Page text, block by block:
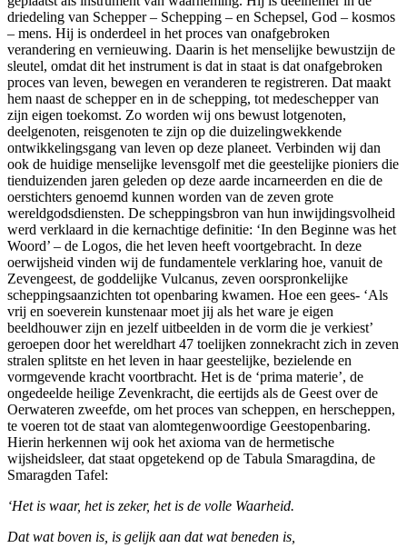
driedeling van Schepper – Schepping – en Schepsel, God – kosmos
– mens. Hij is onderdeel in het proces van onafgebroken
verandering en vernieuwing. Daarin is het menselijke bewustzijn de
sleutel, omdat dit het instrument is dat in staat is dat onafgebroken
proces van leven, bewegen en veranderen te registreren. Dat maakt
hem naast de schepper en in de schepping, tot medeschepper van
zijn eigen toekomst. Zo worden wij ons bewust lotgenoten,
deelgenoten, reisgenoten te zijn op die duizelingwekkende
ontwikkelingsgang van leven op deze planeet. Verbinden wij dan
ook de huidige menselijke levensgolf met die geestelijke pioniers die
tienduizenden jaren geleden op deze aarde incarneerden en die de
oerstichters genoemd kunnen worden van de zeven grote
wereldgodsdiensten. De scheppingsbron van hun inwijdingsvolheid
werd verklaard in die kernachtige definitie: ‘In den Beginne was het
Woord’ – de Logos, die het leven heeft voortgebracht. In deze
oerwijsheid vinden wij de fundamentele verklaring hoe, vanuit de
Zevengeest, de goddelijke Vulcanus, zeven oorspronkelijke
scheppingsaanzichten tot openbaring kwamen. Hoe een gees- ‘Als
vrij en soeverein kunstenaar moet jij als het ware je eigen
beeldhouwer zijn en jezelf uitbeelden in de vorm die je verkiest’
geroepen door het wereldhart 47 toelijken zonnekracht zich in zeven
stralen splitste en het leven in haar geestelijke, bezielende en
vormgevende kracht voortbracht. Het is de ‘prima materie’, de
ongedeelde heilige Zevenkracht, die eertijds als de Geest over de
Oerwateren zweefde, om het proces van scheppen, en herscheppen,
te voeren tot de staat van alomtegenwoordige Geestopenbaring.
Hierin herkennen wij ook het axioma van de hermetische
wijsheidsleer, dat staat opgetekend op de Tabula Smaragdina, de
Smaragden Tafel:
‘Het is waar, het is zeker, het is de volle Waarheid.
Dat wat boven is, is gelijk aan dat wat beneden is,